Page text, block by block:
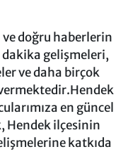
doğru haberlerin
gelişmeleri,
ve daha birçok
en güncel
Hendek ilçesinin
katkıda